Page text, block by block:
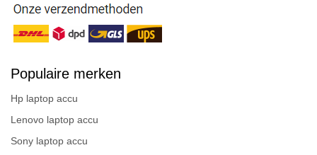
Populaire merken
Hp laptop accu
Lenovo laptop accu
Sony laptop accu